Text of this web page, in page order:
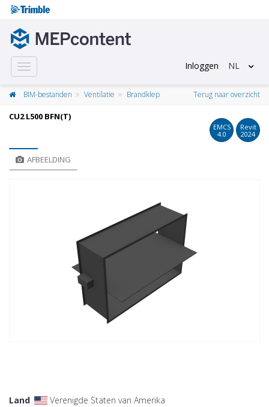
Toggle
navigation
Inloggen NL
BIM-bestanden Ventilatie Brandklep Terug naar overzicht
CU2 L500 BFN(T)
EMCS
4.0
Revit
2024
AFBEELDING
Land Verenigde Staten van Amerika